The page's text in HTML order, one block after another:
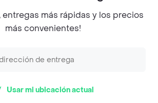
Rappi Inc. All rights reserved.
entregas más rápidas y los precios
más convenientes!
Usar mi ubicación actual